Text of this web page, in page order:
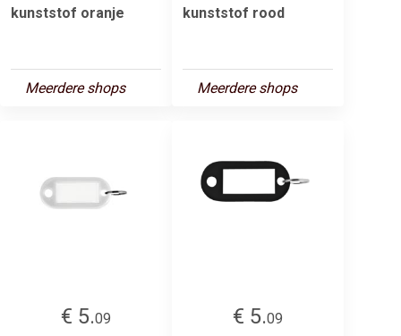
kunststof oranje
Meerdere shops
kunststof rood
Meerdere shops
€ 5.09
€ 5.09